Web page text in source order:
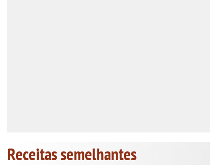
Receitas semelhantes